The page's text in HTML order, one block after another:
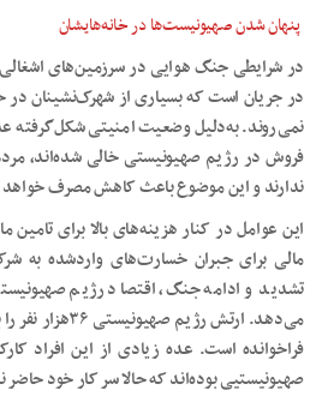
پنهان شدن صهیونیست‌ها در خانه‌هایشان
در شرایطی جنگ هوایی در سرزمین‌های
در جریان است که بسیاری از شهرک‌نشینان در
نمی‌روند. به‌دلیل وضعیت امنیتی شکل‌گرفته
فروش در رژیم صهیونیستی خالی شده‌اند،
ندارند و این موضوع باعث کاهش مصرف
این عوامل در کنار هزینه‌های بالا برای
مالی برای جبران خسارت‌های واردشده به
تشدید و ادامه جنگ، اقتصاد رژیم
می‌دهد. ارتش
فراخوانده است. عده زیادی از این افراد
صهیونیستیی بوده‌اند که حالا سر کار خود